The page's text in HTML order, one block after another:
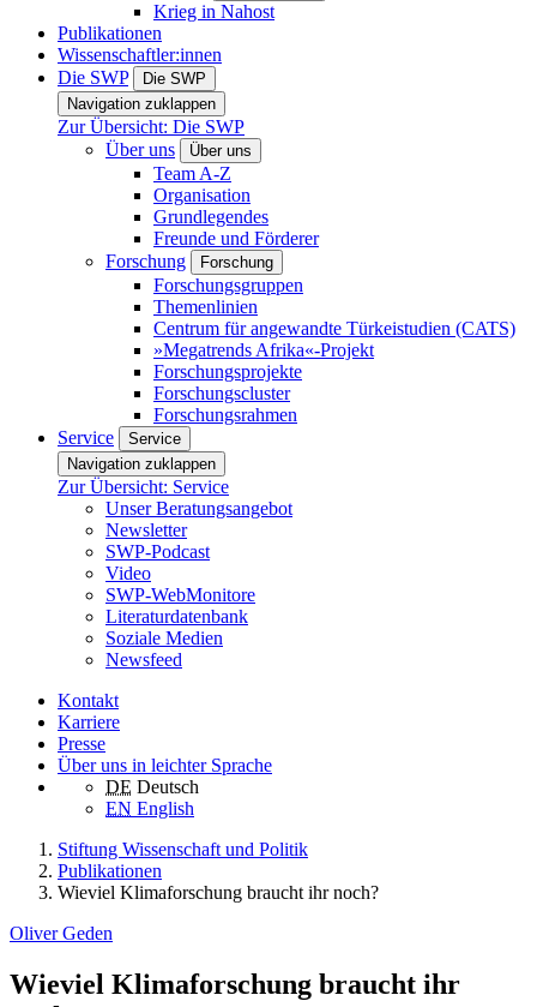
Krieg in Nahost
Publikationen
Wissenschaftler:innen
Die SWP
Die SWP
Navigation zuklappen
Zur Übersicht: Die SWP
Über uns
Über uns
Team A-Z
Organisation
Grundlegendes
Freunde und Förderer
Forschung
Forschung
Forschungsgruppen
Themenlinien
Centrum für angewandte Türkeistudien (CATS)
»Megatrends Afrika«-Projekt
Forschungsprojekte
Forschungscluster
Forschungsrahmen
Service
Service
Navigation zuklappen
Zur Übersicht: Service
Unser Beratungsangebot
Newsletter
SWP-Podcast
Video
SWP-WebMonitore
Literaturdatenbank
Soziale Medien
Newsfeed
Kontakt
Karriere
Presse
Über uns in leichter Sprache
DE Deutsch
EN English
Stiftung Wissenschaft und Politik
Publikationen
Wieviel Klimaforschung braucht ihr noch?
Oliver Geden
Wieviel Klimaforschung braucht ihr